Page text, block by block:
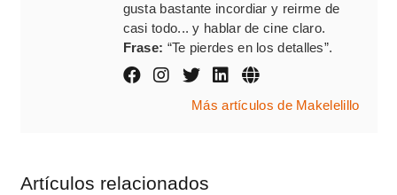
gusta bastante incordiar y reirme de
casi todo... y hablar de cine claro.
Frase: “Te pierdes en los detalles”.
Más artículos de Makelelillo
Artículos relacionados